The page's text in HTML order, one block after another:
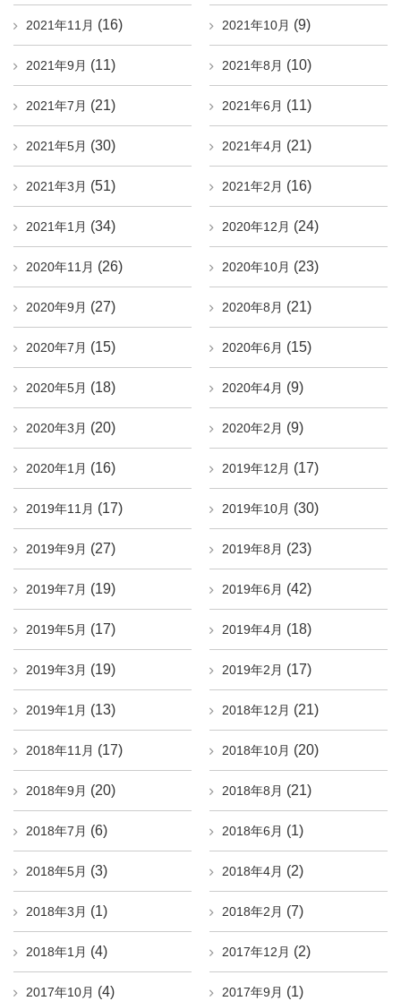
2021年11月 (16) 2021年10月 (9)
2021年9月 (11) 2021年8月 (10)
2021年7月 (21) 2021年6月 (11)
2021年5月 (30) 2021年4月 (21)
2021年3月 (51) 2021年2月 (16)
2021年1月 (34) 2020年12月 (24)
2020年11月 (26) 2020年10月 (23)
2020年9月 (27) 2020年8月 (21)
2020年7月 (15) 2020年6月 (15)
2020年5月 (18) 2020年4月 (9)
2020年3月 (20) 2020年2月 (9)
2020年1月 (16) 2019年12月 (17)
2019年11月 (17) 2019年10月 (30)
2019年9月 (27) 2019年8月 (23)
2019年7月 (19) 2019年6月 (42)
2019年5月 (17) 2019年4月 (18)
2019年3月 (19) 2019年2月 (17)
2019年1月 (13) 2018年12月 (21)
2018年11月 (17) 2018年10月 (20)
2018年9月 (20) 2018年8月 (21)
2018年7月 (6) 2018年6月 (1)
2018年5月 (3) 2018年4月 (2)
2018年3月 (1) 2018年2月 (7)
2018年1月 (4) 2017年12月 (2)
2017年10月 (4) 2017年9月 (1)